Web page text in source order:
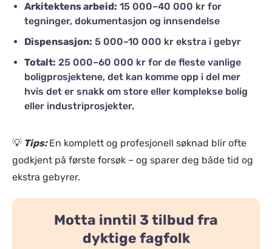
Arkitektens arbeid: 15 000–40 000 kr for
tegninger, dokumentasjon og innsendelse
Dispensasjon: 5 000–10 000 kr ekstra i gebyr
Totalt: 25 000–60 000 kr for de fleste vanlige
boligprosjektene, det kan komme opp i del mer
hvis det er snakk om store eller komplekse bolig
eller industriprosjekter.
💡 Tips: En komplett og profesjonell søknad blir ofte
godkjent på første forsøk – og sparer deg både tid og
ekstra gebyrer.
Motta inntil 3 tilbud fra
dyktige fagfolk